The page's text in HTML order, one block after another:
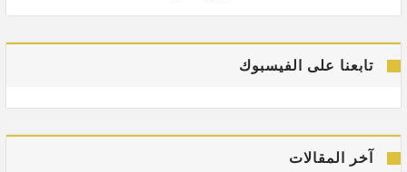
تابعنا على الفيسبوك
آخر المقالات